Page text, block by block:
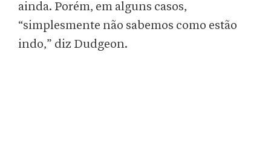
ainda. Porém, em alguns casos,
“simplesmente não sabemos como estão
indo,” diz Dudgeon.